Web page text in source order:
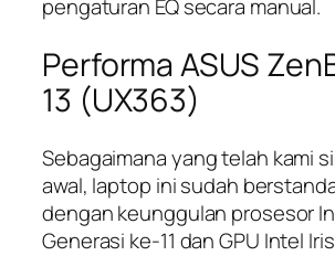
pengaturan EQ secara manual.
Performa ASUS
13 (UX363)
Sebagaimana yang telah kami
awal, laptop ini sudah
dengan keunggulan prosesor
Generasi ke-11 dan GPU Intel